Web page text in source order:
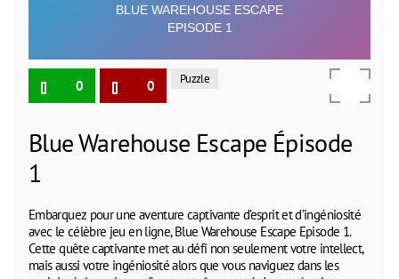
0 0 Puzzle
Blue Warehouse Escape Épisode
1
Embarquez pour une aventure captivante d’esprit et d’ingéniosité
avec le célèbre jeu en ligne, Blue Warehouse Escape Episode 1.
Cette quête captivante met au défi non seulement votre intellect,
mais aussi votre ingéniosité alors que vous naviguez dans les